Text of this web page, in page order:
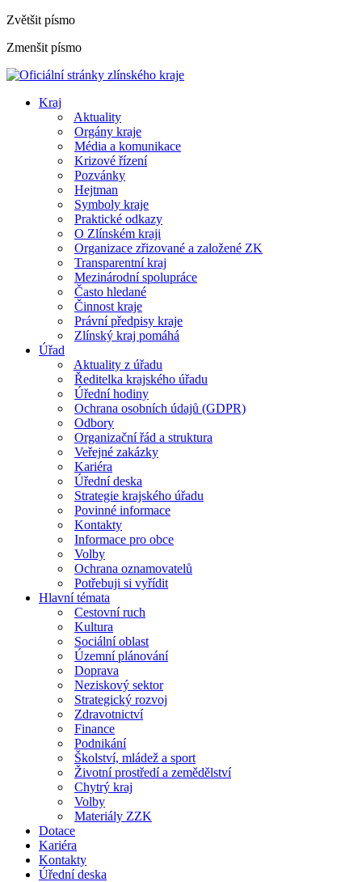
Zvětšit písmo
Zmenšit písmo
Kraj
Aktuality
Orgány kraje
Média a komunikace
Krizové řízení
Pozvánky
Hejtman
Symboly kraje
Praktické odkazy
O Zlínském kraji
Organizace zřizované a založené ZK
Transparentní kraj
Mezinárodní spolupráce
Často hledané
Činnost kraje
Právní předpisy kraje
Zlínský kraj pomáhá
Úřad
Aktuality z úřadu
Ředitelka krajského úřadu
Úřední hodiny
Ochrana osobních údajů (GDPR)
Odbory
Organizační řád a struktura
Veřejné zakázky
Kariéra
Úřední deska
Strategie krajského úřadu
Povinné informace
Kontakty
Informace pro obce
Volby
Ochrana oznamovatelů
Potřebuji si vyřídit
Hlavní témata
Cestovní ruch
Kultura
Sociální oblast
Územní plánování
Doprava
Neziskový sektor
Strategický rozvoj
Zdravotnictví
Finance
Podnikání
Školství, mládež a sport
Životní prostředí a zemědělství
Chytrý kraj
Volby
Materiály ZZK
Dotace
Kariéra
Kontakty
Úřední deska